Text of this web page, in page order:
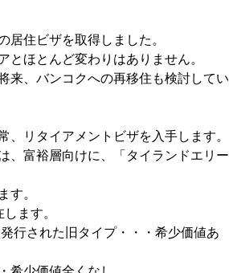
居住ビザを取得しました。
とほとんど変わりはありません。
来、バンコクへの再移住も検討してい
、リタイアメントビザを入手します。
、富裕層向けに、「タイランドエリー
す。
ます。
行された旧タイプ・・・希少価値あ